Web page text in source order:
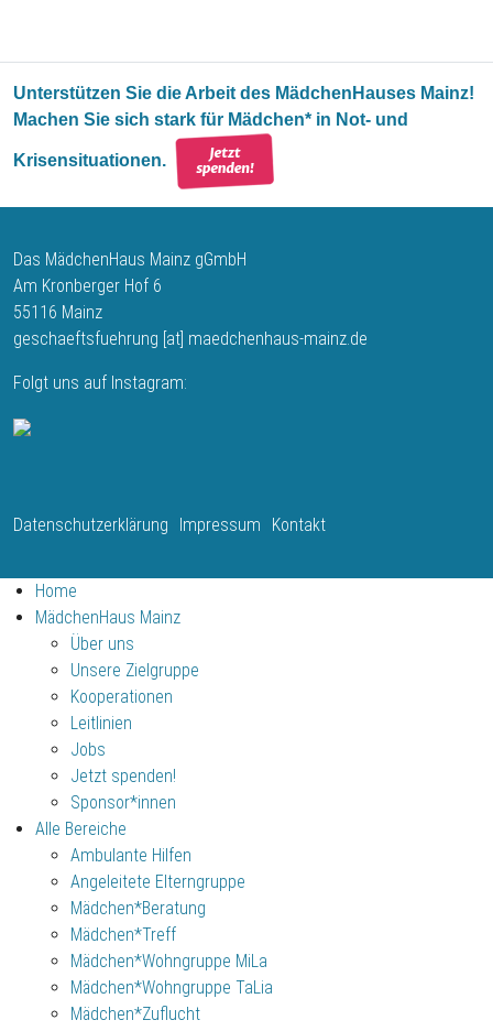
Unterstützen Sie die Arbeit des MädchenHauses Mainz!
Machen Sie sich stark für Mädchen* in Not- und
Krisensituationen.
Das MädchenHaus Mainz gGmbH
Am Kronberger Hof 6
55116 Mainz
geschaeftsfuehrung [at] maedchenhaus-mainz.de
Folgt uns auf Instagram:
Fußbereich
Datenschutzerklärung Impressum Kontakt
Home
MädchenHaus Mainz
Über uns
Unsere Zielgruppe
Kooperationen
Leitlinien
Jobs
Jetzt spenden!
Sponsor*innen
Alle Bereiche
Ambulante Hilfen
Angeleitete Elterngruppe
Mädchen*Beratung
Mädchen*Treff
Mädchen*Wohngruppe MiLa
Mädchen*Wohngruppe TaLia
Mädchen*Zuflucht